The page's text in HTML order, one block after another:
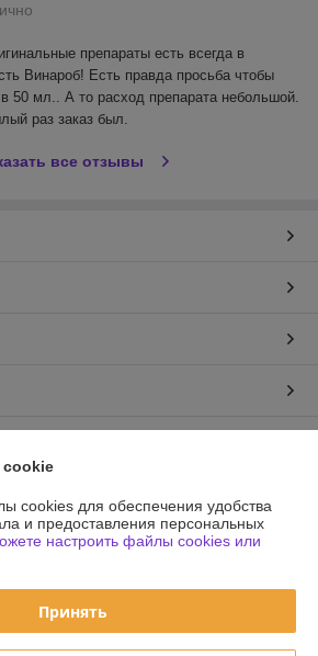
препараты есть всегда в
Винароб! Есть правда просьба чтобы
50 мл.. А то расход препарата небольшой.
раз заказ был.
все отзывы
Deal.by
cookies для обеспечения удобства
и предоставления персональных
настроить файлы cookies или
Принять